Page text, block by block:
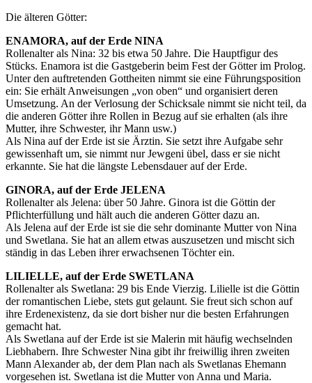
Die älteren Götter:
ENAMORA, auf der Erde NINA
Rollenalter als Nina: 32 bis etwa 50 Jahre. Die Hauptfigur des
Stücks. Enamora ist die Gastgeberin beim Fest der Götter im Prolog.
Unter den auftretenden Gottheiten nimmt sie eine Führungsposition
ein: Sie erhält Anweisungen „von oben“ und organisiert deren
Umsetzung. An der Verlosung der Schicksale nimmt sie nicht teil, da
die anderen Götter ihre Rollen in Bezug auf sie erhalten (als ihre
Mutter, ihre Schwester, ihr Mann usw.)
Als Nina auf der Erde ist sie Ärztin. Sie setzt ihre Aufgabe sehr
gewissenhaft um, sie nimmt nur Jewgeni übel, dass er sie nicht
erkannte. Sie hat die längste Lebensdauer auf der Erde.
GINORA, auf der Erde JELENA
Rollenalter als Jelena: über 50 Jahre. Ginora ist die Göttin der
Pflichterfüllung und hält auch die anderen Götter dazu an.
Als Jelena auf der Erde ist sie die sehr dominante Mutter von Nina
und Swetlana. Sie hat an allem etwas auszusetzen und mischt sich
ständig in das Leben ihrer erwachsenen Töchter ein.
LILIELLE, auf der Erde SWETLANA
Rollenalter als Swetlana: 29 bis Ende Vierzig. Lilielle ist die Göttin
der romantischen Liebe, stets gut gelaunt. Sie freut sich schon auf
ihre Erdenexistenz, da sie dort bisher nur die besten Erfahrungen
gemacht hat.
Als Swetlana auf der Erde ist sie Malerin mit häufig wechselnden
Liebhabern. Ihre Schwester Nina gibt ihr freiwillig ihren zweiten
Mann Alexander ab, der dem Plan nach als Swetlanas Ehemann
vorgesehen ist. Swetlana ist die Mutter von Anna und Maria.